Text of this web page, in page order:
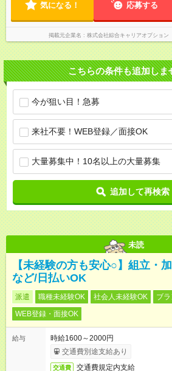
気になる！ 応募する
掲載元企業名 株式会社綜合キャリアオプション
こちらの条件も追加しま
今が狙い目！急募
来社不要！WEB登録／面接OK
大量募集中！10名以上の大量募集
追加して再検索
未読
【未経験の方も安心○】組立・
など/日払いOK
派遣 職種未経験OK 社会人未経験OK
ブ
WEB登録・面接OK
給与
時給1600～2000円
交通費別途支給あり
交通費 交通費規定内支給